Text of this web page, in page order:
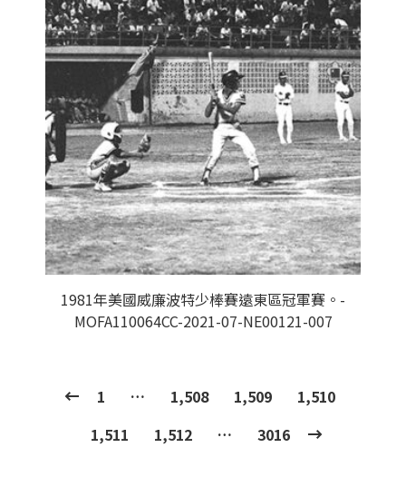
1981年美國威廉波特少棒賽遠東區冠軍賽。-
MOFA110064CC-2021-07-NE00121-007
1 … 1,508 1,509
1,510
1,511
1,512 … 3016